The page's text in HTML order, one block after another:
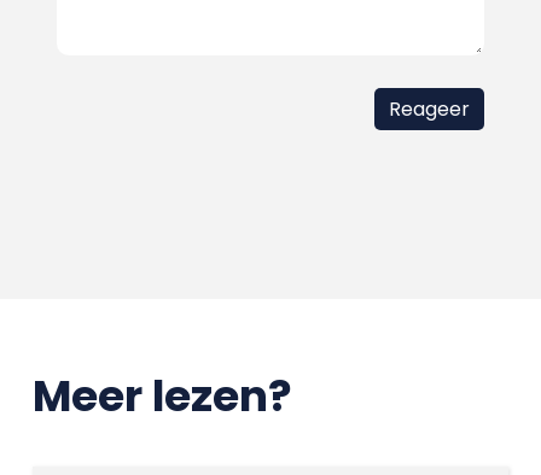
Meer lezen?